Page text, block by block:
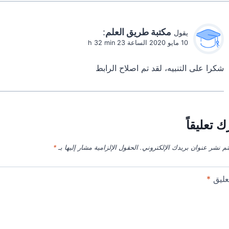
يقول مكتبة طريق العلم:
10 مايو 2020 الساعة 23 h 32 min
شكرا على التنبيه، لقد تم اصلاح الرابط
تعليقاً
نشر عنوان بريدك الإلكتروني. الحقول الإلزامية مشار إليها بـ*
*